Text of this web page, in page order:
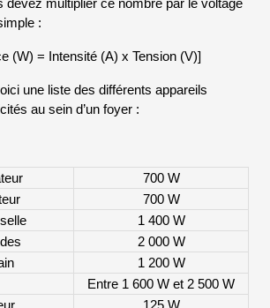
devez multiplier ce nombre par le voltage
:
(W) = Intensité (A) x Tension (V)]
une liste des différents appareils
au sein d’un foyer :
700 W
700 W
1 400 W
2 000 W
1 200 W
Entre 1 600 W et 2 500 W